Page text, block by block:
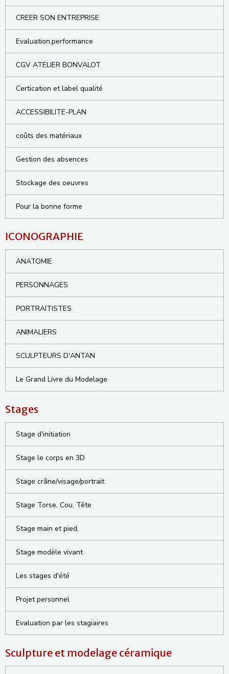
CREER SON ENTREPRISE
Evaluation,performance
CGV ATELIER BONVALOT
Certication et label qualité
ACCESSIBILITE-PLAN
coûts des matériaux
Gestion des absences
Stockage des oeuvres
Pour la bonne forme
ICONOGRAPHIE
ANATOMIE
PERSONNAGES
PORTRAITISTES
ANIMALIERS
SCULPTEURS D'ANTAN
Le Grand Livre du Modelage
Stages
Stage d'initiation
Stage le corps en 3D
Stage crâne/visage/portrait
Stage Torse, Cou, Tête
Stage main et pied,
Stage modèle vivant
Les stages d'été
Projet personnel
Evaluation par les stagiaires
Sculpture et modelage céramique